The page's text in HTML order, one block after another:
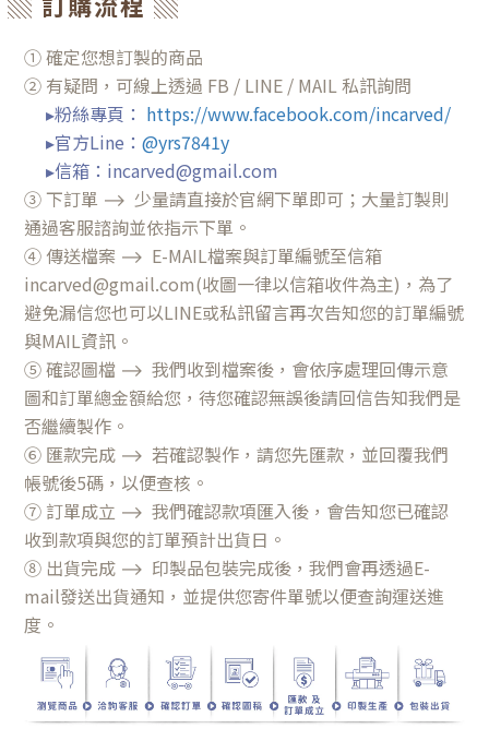
① 確定您想訂製的商品
② 有疑問，可線上透過 FB / LINE / MAIL 私訊詢問
▸粉絲專頁 ： https://www.facebook.com/incarved/
▸官方Line： @yrs7841y
▸信箱：incarved@gmail.com
③下訂單 ⟶ 少量請直接於官網下單即可；大量訂製則
通過客服諮詢並依指示下單。
④ 傳送檔案 ⟶ E-MAIL檔案與訂單編號至信箱
incarved@gmail.com(收圖一律以信箱收件為主)，為了
避免漏信您也可以LINE或私訊留言再次告知您的訂單編號
與MAIL資訊。
⑤ 確認圖檔 ⟶ 我們收到檔案後，會依序處理回傳示意
圖和訂單總金額給您，待您確認無誤後請回信告知我們是
否繼續製作。
⑥ 匯款完成 ⟶ 若確認製作，請您先匯款，並回覆我們
帳號後5碼，以便查核。
⑦ 訂單成立 ⟶ 我們確認款項匯入後，會告知您已確認
收到款項與您的訂單預計出貨日。
⑧ 出貨完成 ⟶ 印製品包裝完成後，我們會再透過E-
mail發送出貨通知，並提供您寄件單號以便查詢運送進
度。